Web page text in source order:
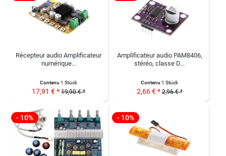
Récepteur audio Amplificateur
numérique...
Contenu 1 Stück
17,91 € * 19,90 € *
Amplificateur audio PAM8406,
stéréo, classe D...
Contenu 1 Stück
2,66 € * 2,96 € *
- 10% - 10%